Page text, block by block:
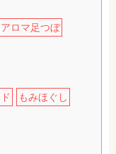
アロマ足つぼ
もみほぐし